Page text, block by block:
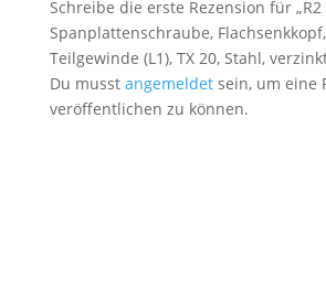
Schreibe die erste Rezension für
Spanplattenschraube,
Teilgewinde (L1), TX 20, Stahl,
Du musst angemeldetsein, um eine
veröffentlichen zu können.